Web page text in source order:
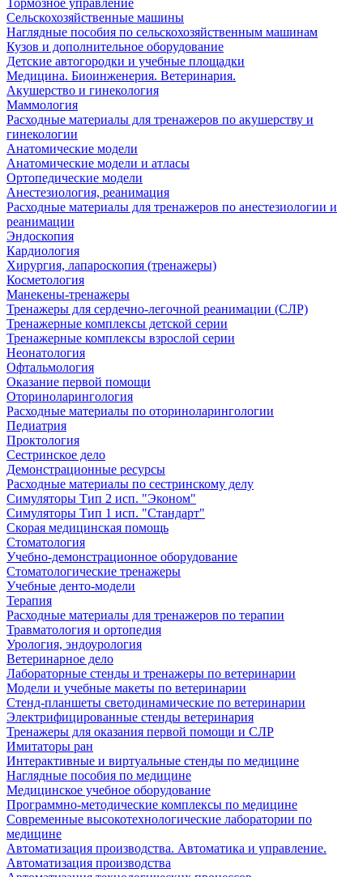
Тормозное управление
Сельскохозяйственные машины
Наглядные пособия по сельскохозяйственным машинам
Кузов и дополнительное оборудование
Детские автогородки и учебные площадки
Медицина. Биоинженерия. Ветеринария.
Акушерство и гинекология
Маммология
Расходные материалы для тренажеров по акушерству и
гинекологии
Анатомические модели
Анатомические модели и атласы
Ортопедические модели
Анестезиология, реанимация
Расходные материалы для тренажеров по анестезиологии и
реанимации
Эндоскопия
Кардиология
Хирургия, лапароскопия (тренажеры)
Косметология
Манекены-тренажеры
Тренажеры для сердечно-легочной реанимации (СЛР)
Тренажерные комплексы детской серии
Тренажерные комплексы взрослой серии
Неонатология
Офтальмология
Оказание первой помощи
Оториноларингология
Расходные материалы по оториноларингологии
Педиатрия
Проктология
Сестринское дело
Демонстрационные ресурсы
Расходные материалы по сестринскому делу
Симуляторы Тип 2 исп. "Эконом"
Симуляторы Тип 1 исп. "Стандарт"
Скорая медицинская помощь
Стоматология
Учебно-демонстрационное оборудование
Стоматологические тренажеры
Учебные денто-модели
Терапия
Расходные материалы для тренажеров по терапии
Травматология и ортопедия
Урология, эндоурология
Ветеринарное дело
Лабораторные стенды и тренажеры по ветеринарии
Модели и учебные макеты по ветеринарии
Стенд-планшеты светодинамические по ветеринарии
Электрифицированные стенды ветеринария
Тренажеры для оказания первой помощи и СЛР
Имитаторы ран
Интерактивные и виртуальные стенды по медицине
Наглядные пособия по медицине
Медицинское учебное оборудование
Программно-методические комплексы по медицине
Современные высокотехнологические лаборатории по
медицине
Автоматизация производства. Автоматика и управление.
Автоматизация производства